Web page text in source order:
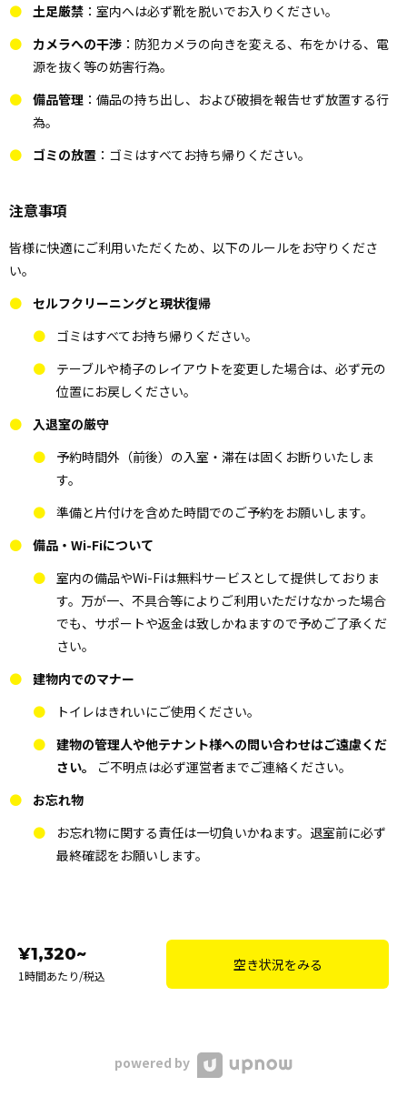
土足厳禁 ：室内へは必ず靴を脱いでお入りください。
カメラへの干渉 ：防犯カメラの向きを変える、布をかける、電
源を抜く等の妨害行為。
備品管理 ：備品の持ち出し、および破損を報告せず放置する行
為。
ゴミの放置 ：ゴミはすべてお持ち帰りください。
注意事項
皆様に快適にご利用いただくため、以下のルールをお守りくださ
い。
セルフクリーニングと現状復帰
ゴミはすべてお持ち帰りください。
テーブルや椅子のレイアウトを変更した場合は、必ず元の
位置にお戻しください。
入退室の厳守
予約時間外（前後）の入室・滞在は固くお断りいたしま
す。
準備と片付けを含めた時間でのご予約をお願いします。
備品・Wi-Fiについて
室内の備品やWi-Fiは無料サービスとして提供しておりま
す。万が一、不具合等によりご利用いただけなかった場合
でも、サポートや返金は致しかねますので予めご了承くだ
さい。
建物内でのマナー
トイレはきれいにご使用ください。
建物の管理人や他テナント様への問い合わせはご遠慮くだ
さい。
ご不明点は必ず運営者までご連絡ください。
お忘れ物
お忘れ物に関する責任は一切負いかねます。退室前に必ず
最終確認をお願いします。
¥1,320~
1時間あたり/税込
空き状況をみる
powered by